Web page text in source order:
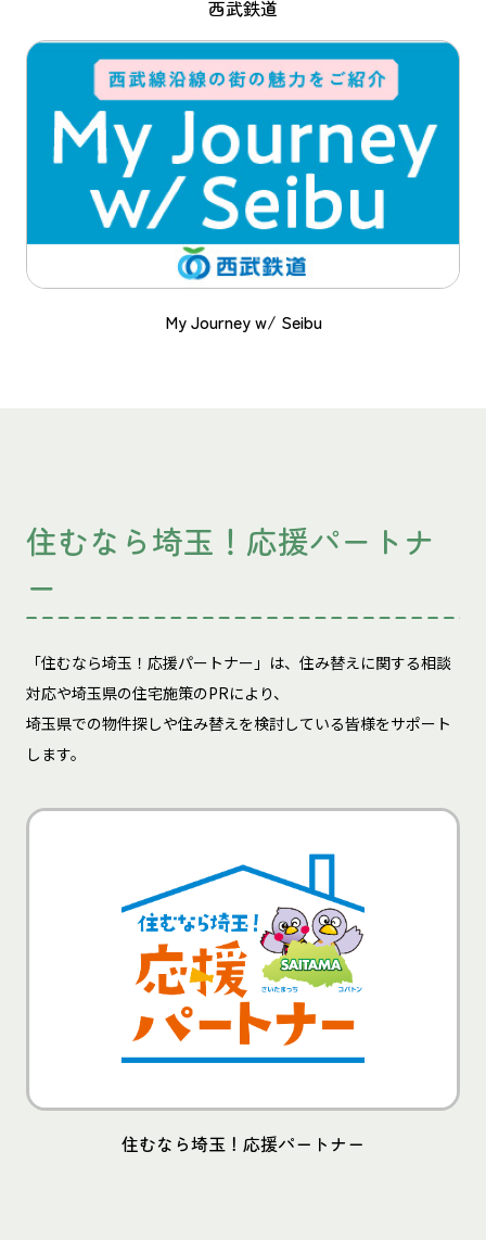
西武鉄道
My Journey w/ Seibu
住むなら埼玉！応援パートナ
ー
「住むなら埼玉！応援パートナー」は、住み替えに関する相談
対応や埼玉県の住宅施策のPRにより、
埼玉県での物件探しや住み替えを検討している皆様をサポート
します。
住むなら埼玉！応援パートナー